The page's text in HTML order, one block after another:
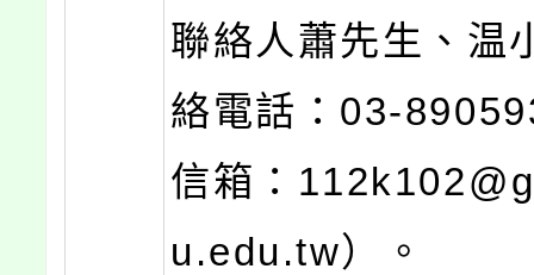
聯絡人蕭先生、温
絡電話：03-
信箱：
u.edu.tw）。